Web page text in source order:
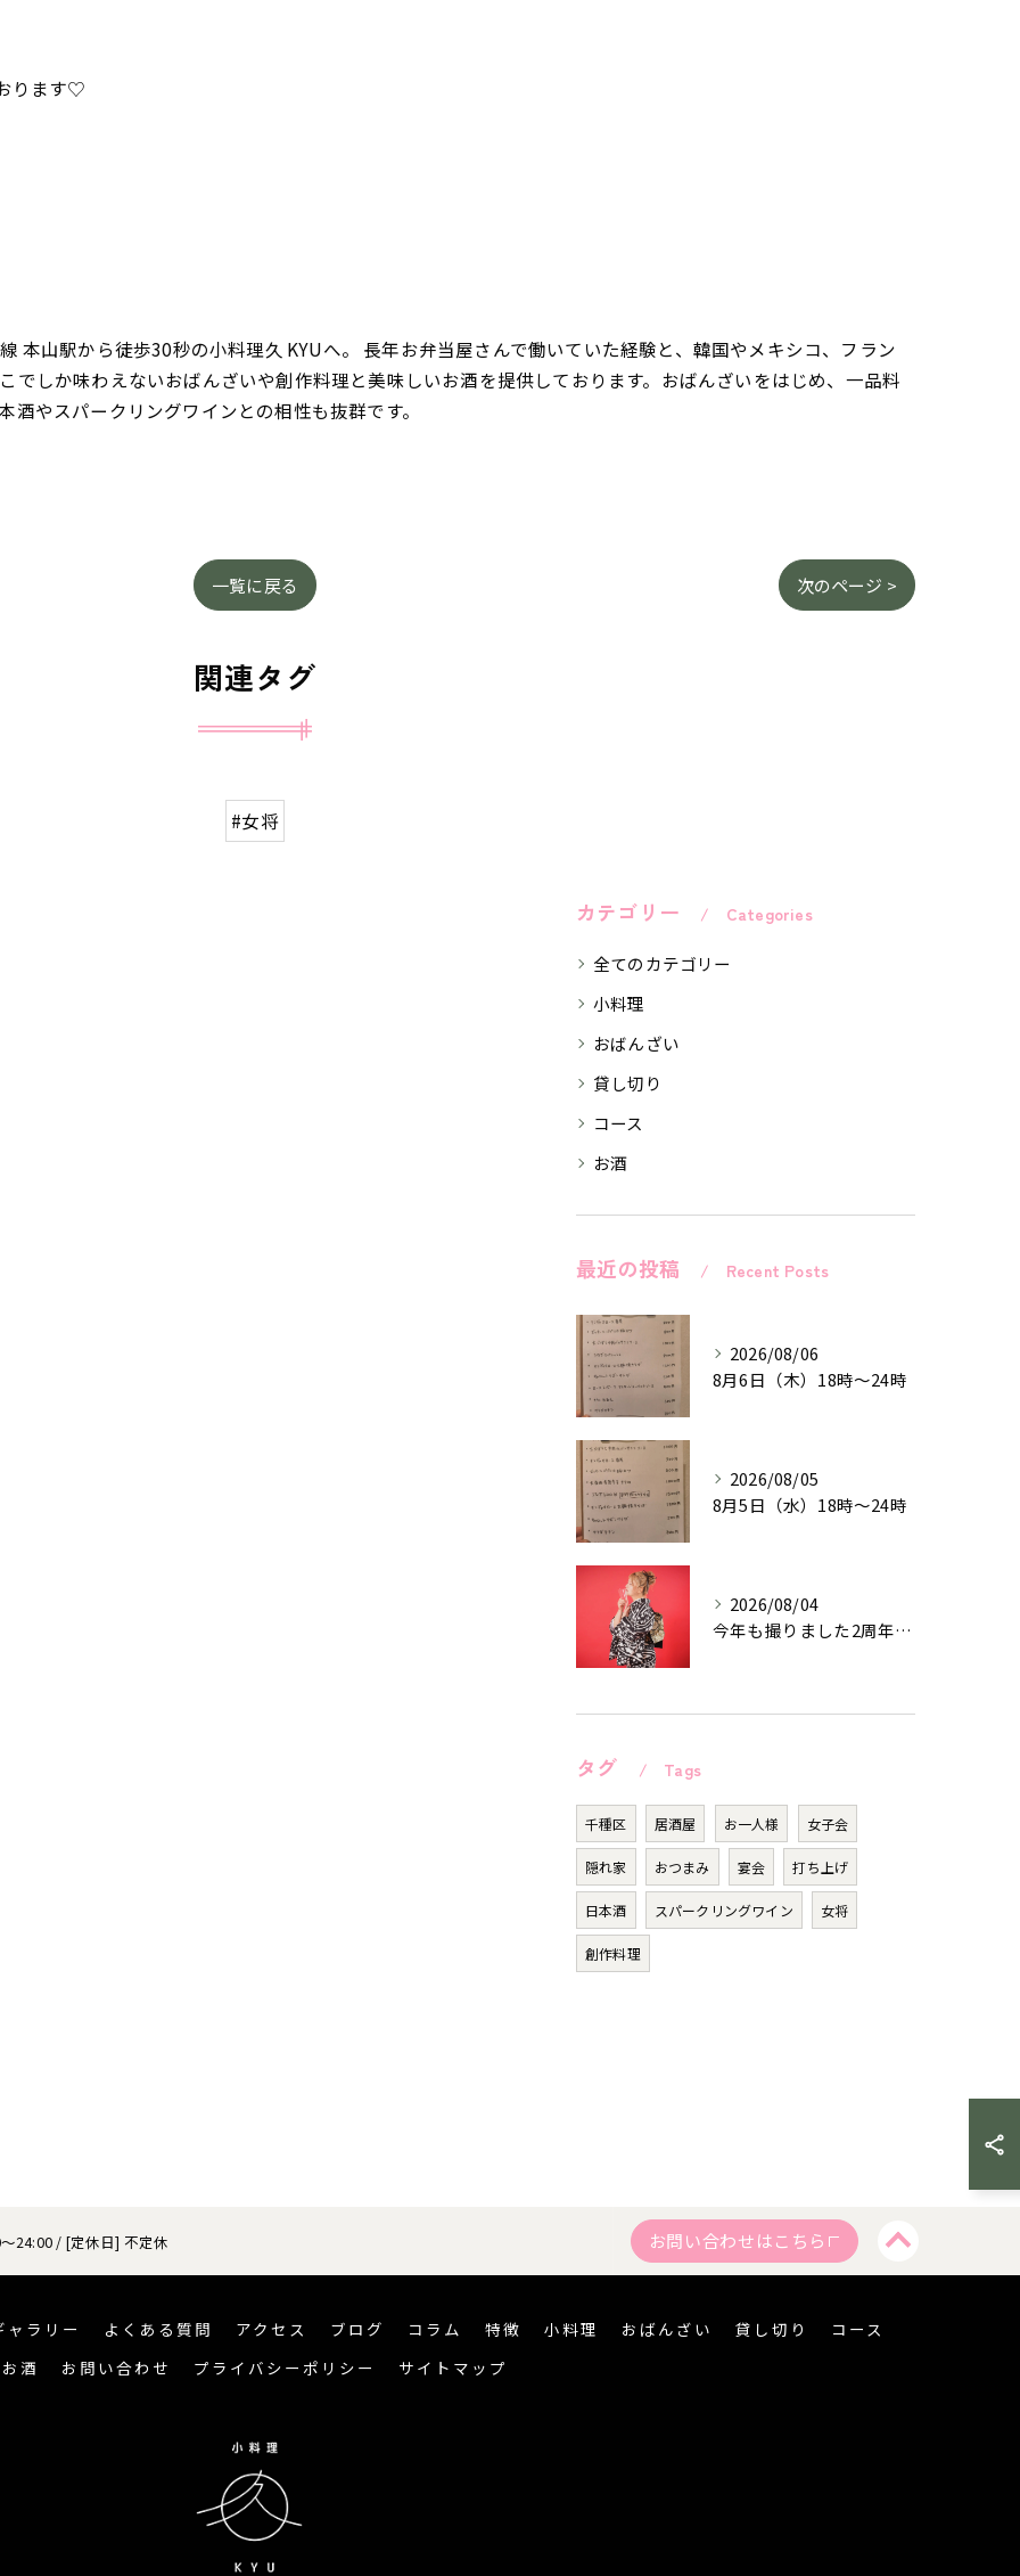
ります♡
本山駅から徒歩30秒の小料理久 KYUへ。 長年お弁当屋さんで働いていた経験と、韓国やメキシコ、フラン
でしか味わえないおばんざいや創作料理と美味しいお酒を提供しております。おばんざいをはじめ、一品料
やスパークリングワインとの相性も抜群です。
一覧に戻る 次のページ >
関連タグ
#女将
カテゴリー Categories
全てのカテゴリー
小料理
おばんざい
貸し切り
コース
お酒
最近の投稿 Recent Posts
2026/08/06
8月6日（木）18時〜24時
2026/08/05
8月5日（水）18時〜24時
2026/08/04
今年も撮りました2周年記念作品♡
タグ Tags
千種区 居酒屋 お一人様 女子会
隠れ家 おつまみ 宴会 打ち上げ
日本酒 スパークリングワイン 女将
創作料理
24:00 / [定休日] 不定休 お問い合わせはこちら
ャラリー よくある質問 アクセス ブログ コラム 特徴 小料理 おばんざい 貸し切り
コース
お酒
お問い合わせ プライバシーポリシー サイトマップ